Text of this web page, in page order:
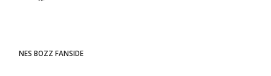
NES BOZZ FANSIDE